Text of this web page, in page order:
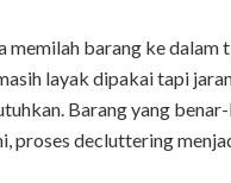
memilah barang ke dalam
layak dipakai tapi
Barang yang
proses decluttering